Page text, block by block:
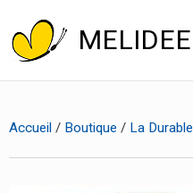
MELIDEE
menu
content
Accueil / Boutique / La Durable